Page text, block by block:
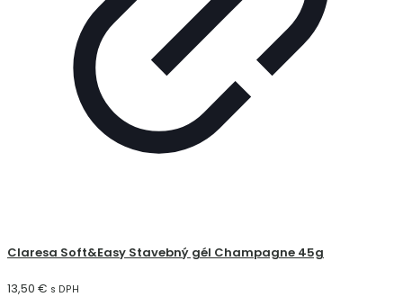
Claresa Soft&Easy Stavebný gél Champagne 45g
13,50 € s DPH